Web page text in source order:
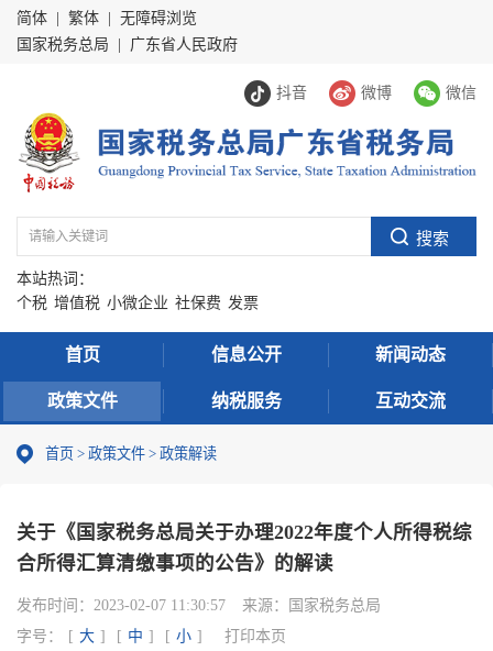
简体 繁体
无障碍浏览
国家税务总局
广东省人民政府
抖音 微博 微信
本站热词：
个税 增值税 小微企业 社保费 发票
首页 信息公开 新闻动态
政策文件 纳税服务 互动交流
首页 > 政策文件 > 政策解读
关于《国家税务总局关于办理2022年度个人所得税综
合所得汇算清缴事项的公告》的解读
发布时间： 2023-02-07 11:30:57 来源：
国家税务总局
字号：
[ 大 ] [ 中 ] [ 小 ] 打印本页